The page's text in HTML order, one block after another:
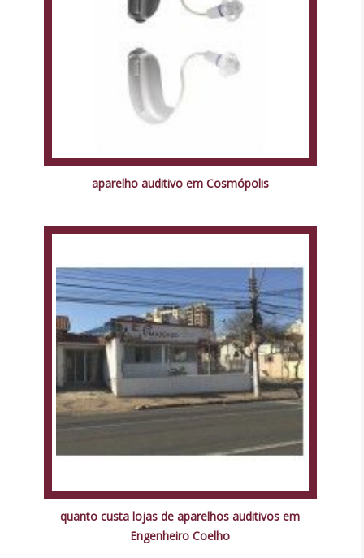
aparelho auditivo em Cosmópolis
quanto custa lojas de aparelhos auditivos em
Engenheiro Coelho